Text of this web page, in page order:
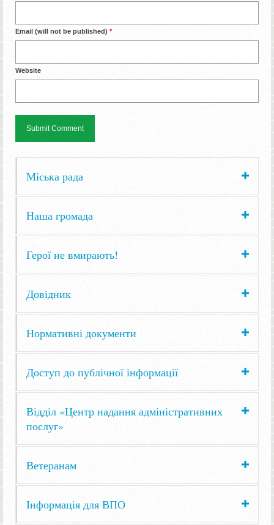
Email (will not be published) *
Website
Міська рада
Наша громада
Герої не вмирають!
Довідник
Нормативні документи
Доступ до публічної інформації
Відділ «Центр надання адміністративних
послуг»
Ветеранам
Інформація для ВПО